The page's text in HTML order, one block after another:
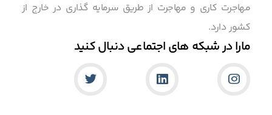
مهاجرت کاری و مهاجرت از طریق سرمایه گذاری در خارج از
کشور دارد.
مارا در شبکه های اجتماعی دنبال کنید